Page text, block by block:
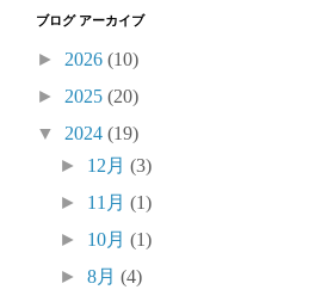
ブログ アーカイブ
► 2026 (10)
► 2025 (20)
▼ 2024 (19)
► 12月(3)
► 11月(1)
► 10月(1)
►8月(4)